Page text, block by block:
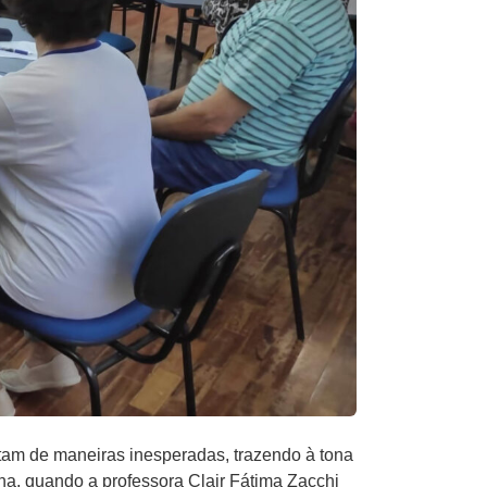
de maneiras inesperadas, trazendo à tona
quando a professora Clair Fátima Zacchi